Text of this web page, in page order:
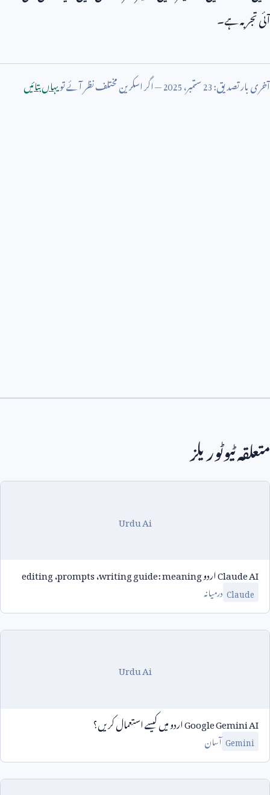
آئی تجربہ ہے۔
آخری بار تصدیق:23ستمبر،2025— اگر اسکرین مختلف نظر آئے تویہاں بتائیں
متعلقہ ٹیوٹوریلز
Urdu Ai
Claude AIاردوwriting guide: meaning،prompts،editing
Claude درمیانہ
Urdu Ai
Google Gemini AIاردو میں کیسے استعمال کریں؟
Geminiآسان